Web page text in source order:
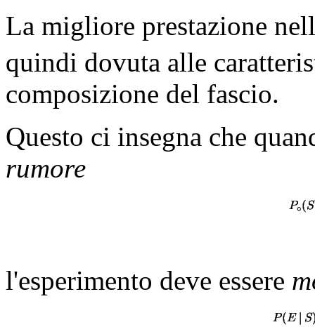
La migliore prestazione
quindi dovuta alle
composizione del fascio.
Questo ci insegna che
rumore
l'esperimento deve essere